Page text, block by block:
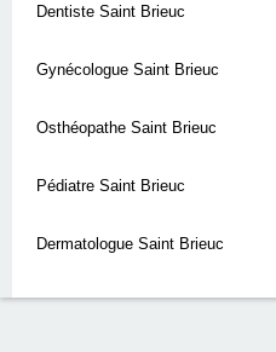
Dentiste Saint Brieuc
Gynécologue Saint Brieuc
Osthéopathe Saint Brieuc
Pédiatre Saint Brieuc
Dermatologue Saint Brieuc